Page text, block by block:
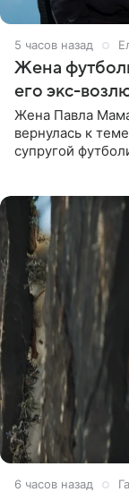
5 часов назад
Жена
его экс-
Жена Павла
вернулась к
супругой
6 часов назад